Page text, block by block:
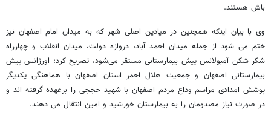
باش هستند.
وی با بیان اینکه همچنین در میادین اصلی شهر که به میدان امام اصفهان نیز
ختم می شود از جمله میدان احمد آباد، دروازه دولت، میدان انقلاب و چهارراه
شکر شکن آمبولانس پیش بیمارستانی مستقر می‌شود، تصریح کرد: اورژانس پیش
بیمارستانی اصفهان و جمعیت هلال احمر استان اصفهان با هماهنگی یکدیگر
پوشش امدادی مراسم وداع مردم اصفهان با شهید حججی را برعهده گرفته اند و
در صورت نیاز مصدومان را به بیمارستان خورشید و امین انتقال می دهند.